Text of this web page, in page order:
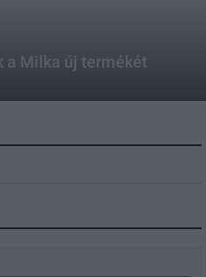
a Milka új termékét